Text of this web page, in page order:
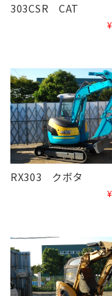
303CSR CAT
RX303 クボタ